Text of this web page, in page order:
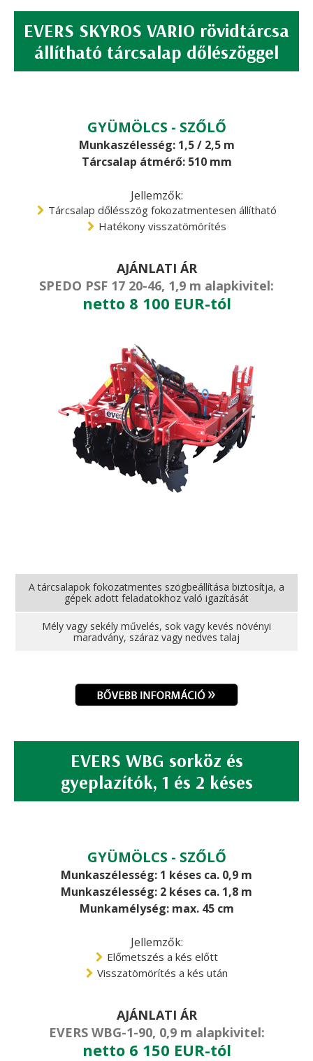
EVERS SKYROS VARIO rövidtárcsa
állítható tárcsalap dőlészöggel
GYÜMÖLCS - SZŐLŐ
Munkaszélesség: 1,5 / 2,5 m
Tárcsalap átmérő: 510 mm
Jellemzők:
Tárcsalap dőlésszög fokozatmentesen állítható
Hatékony visszatömörítés
AJÁNLATI ÁR
SPEDO PSF 17 20-46, 1,9 m alapkivitel:
netto 8 100 EUR-tól
A tárcsalapok fokozatmentes szögbeállítása biztosítja, a
gépek adott feladatokhoz való igazítását
Mély vagy sekély művelés, sok vagy kevés növényi
maradvány, száraz vagy nedves talaj
EVERS WBG sorköz és
gyeplazítók, 1 és 2 késes
GYÜMÖLCS - SZŐLŐ
Munkaszélesség: 1 késes ca. 0,9 m
Munkaszélesség: 2 késes ca. 1,8 m
Munkamélység: max. 45 cm
Jellemzők:
Előmetszés a kés előtt
Visszatömörítés a kés után
AJÁNLATI ÁR
EVERS WBG-1-90, 0,9 m alapkivitel:
netto 6 150 EUR-tól